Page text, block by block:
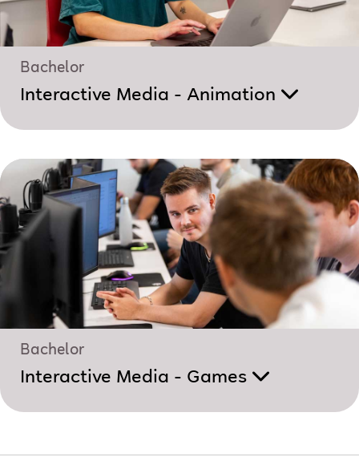
Bachelor
Interactive Media - Animation
Bachelor
Interactive Media - Games